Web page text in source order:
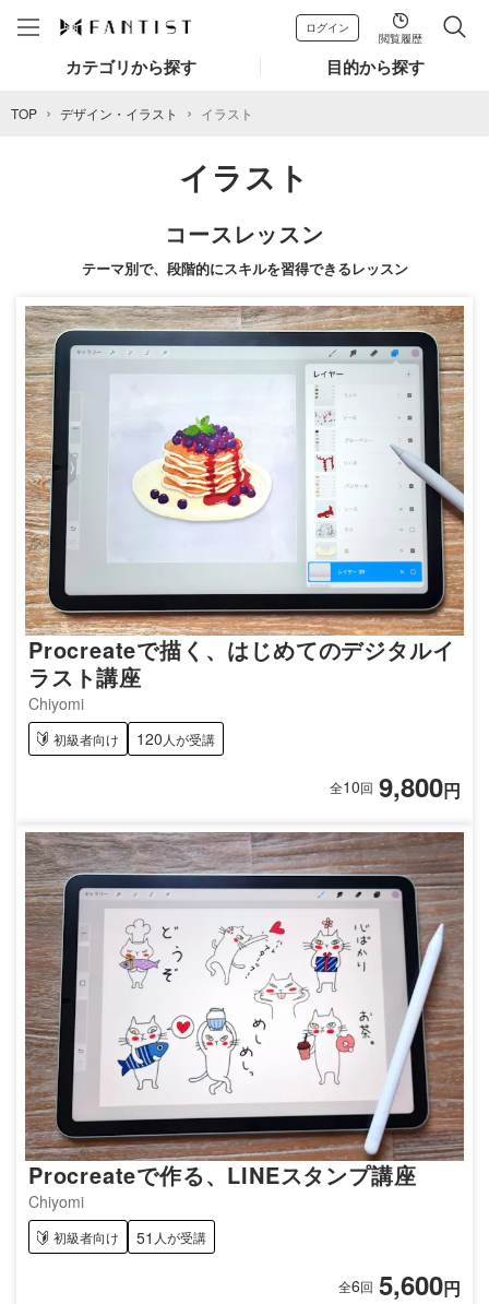
ログイン
閲覧履歴
カテゴリから探す 目的から探す
TOP デザイン・イラスト イラスト
イラスト
コースレッスン
テーマ別で、段階的にスキルを習得できるレッスン
Procreateで描く、はじめてのデジタルイ
ラスト講座
Chiyomi
初級者向け 120 人が受講
全10回 9,800円
Procreateで作る、LINEスタンプ講座
Chiyomi
初級者向け 51 人が受講
全6回 5,600円